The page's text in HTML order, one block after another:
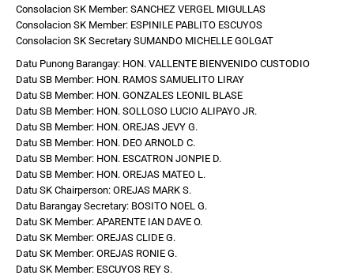
Consolacion SK Member: SANCHEZ VERGEL MIGULLAS
Consolacion SK Member: ESPINILE PABLITO ESCUYOS
Consolacion SK Secretary SUMANDO MICHELLE GOLGAT
Datu Punong Barangay: HON. VALLENTE BIENVENIDO CUSTODIO
Datu SB Member: HON. RAMOS SAMUELITO LIRAY
Datu SB Member: HON. GONZALES LEONIL BLASE
Datu SB Member: HON. SOLLOSO LUCIO ALIPAYO JR.
Datu SB Member: HON. OREJAS JEVY G.
Datu SB Member: HON. DEO ARNOLD C.
Datu SB Member: HON. ESCATRON JONPIE D.
Datu SB Member: HON. OREJAS MATEO L.
Datu SK Chairperson: OREJAS MARK S.
Datu Barangay Secretary: BOSITO NOEL G.
Datu SK Member: APARENTE IAN DAVE O.
Datu SK Member: OREJAS CLIDE G.
Datu SK Member: OREJAS RONIE G.
Datu SK Member: ESCUYOS REY S.